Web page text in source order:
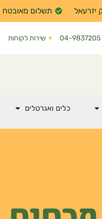
יזרעאל תשלום מאובטח
04-9837205 שירות לקוחות
כלים ואגרטלים